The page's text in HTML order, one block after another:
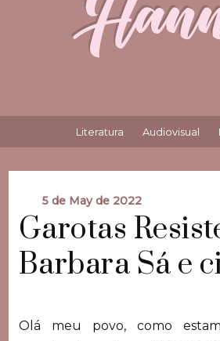
Literatura Audiovisual
5 de May de 2022
Garotas
Barbara Sá e
Olá meu povo, como